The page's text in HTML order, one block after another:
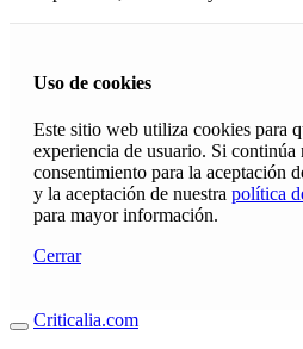
Uso de cookies
Este sitio web utiliza cookies para
experiencia de usuario. Si continúa
consentimiento para la aceptación
y la aceptación de nuestra política
para mayor información.
Cerrar
Criticalia.com